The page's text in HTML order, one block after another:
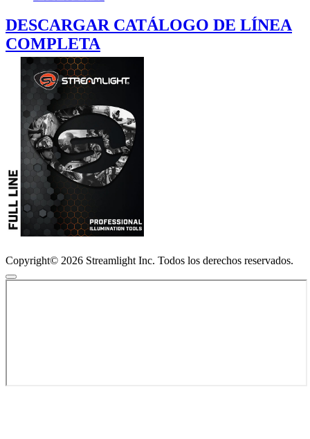
DESCARGAR CATÁLOGO DE LÍNEA
COMPLETA
Copyright© 2026 Streamlight Inc. Todos los derechos reservados.